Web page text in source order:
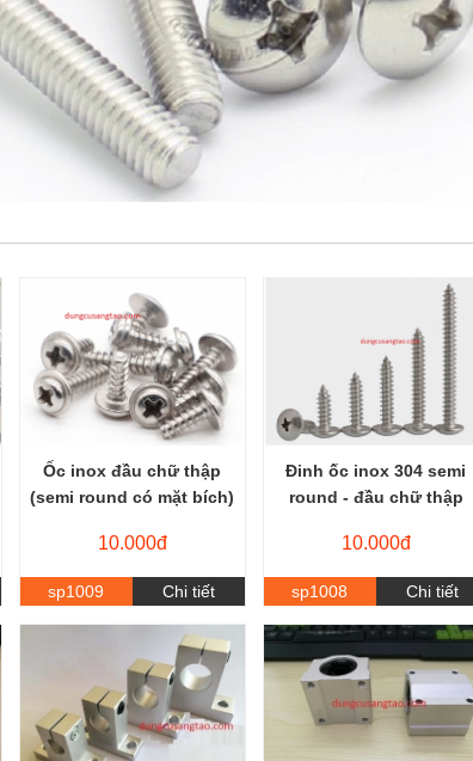
Ốc inox đầu chữ thập
(semi round có mặt bích)
10.000đ
sp1009 Chi tiết
Đinh ốc inox 304 semi
round - đầu chữ thập
10.000đ
sp1008 Chi tiết